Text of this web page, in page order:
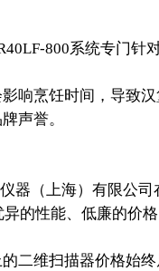
800系统专门针
响烹饪时间，导致
声誉。
（上海）有限公司
的性能、低廉的价
维扫描器价格始终